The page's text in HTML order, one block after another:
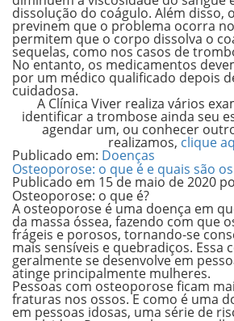
dissolução do coágulo. Além disso,
previnem que o problema ocorra
permitem que o corpo dissolva o
sequelas, como nos casos de
No entanto, os medicamentos
por um médico qualificado depois
cuidadosa.
A Clínica Viver realiza vários
identificar a trombose ainda seu
agendar um, ou conhecer
realizamos, clique
Publicado em: Doenças
Osteoporose: o que é e quais são
Publicado em 15 de maio de 2020
Osteoporose: o que é?
A osteoporose é uma doença em
da massa óssea, fazendo com que
frágeis e porosos, tornando-se
mais sensíveis e quebradiços. Essa
geralmente se desenvolve em
atinge principalmente mulheres.
Pessoas com osteoporose ficam
fraturas nos ossos.E como é uma
em pessoas idosas, uma série de